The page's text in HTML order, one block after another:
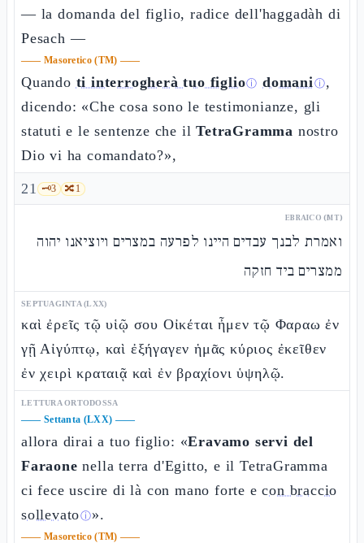
— la domanda del figlio, radice dell'haggadàh di
Pesach —
—— Masoretico (TM) ——
Quando ti interrogherà tuo figlioⓘ domaniⓘ,
dicendo: «Che cosa sono le testimonianze, gli
statuti e le sentenze che ilTetraGramma nostro
Dio vi ha comandato?»,
21 🗝️3 🔀1
EBRAICO (MT)
ואמרת לבנך עבדים היינו לפרעה במצרים ויוציאנו יהוה
ממצרים ביד חזקה
SEPTUAGINTA (LXX)
καὶ ἐρεῖς τῷ υἱῷ σου Οἰκέται ἦμεν τῷ Φαραω ἐν
γῇ Αἰγύπτῳ, καὶ ἐξήγαγεν ἡμᾶς κύριος ἐκεῖθεν
ἐν χειρὶ κραταιᾷ καὶ ἐν βραχίονι ὑψηλῷ.
LETTURA ORTODOSSA
—— Settanta (LXX) ——
allora dirai a tuo figlio: «Eravamo servi del
Faraone nella terra d'Egitto, e il TetraGramma
ci fece uscire di là con mano forte econ braccio
sollevatoⓘ».
—— Masoretico (TM) ——